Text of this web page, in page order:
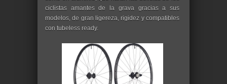
ciclistas amantes de la grava gracias a sus
modelos, de gran ligereza, rigidez y compatibles
con tubeless ready.